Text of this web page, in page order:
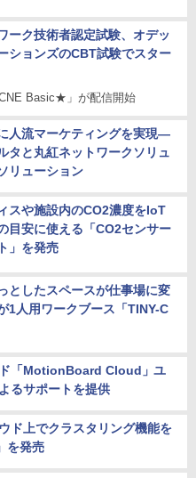
ーク技術者認定試験、オデッ
ションズのCBT試験でスター
Basic★」が配信開始
人流マーケティングを実現―
タと丸紅ネットワークソリュ
リューション
スや施設内のCO2濃度をIoT
目安に使える「CO2センサー
」を発売
としたスペースが仕事場に変
人用ワークブース「TINY-C
「MotionBoard Cloud」ユ
るサポートを提供
ド上でクラスタリング機能を
を発売